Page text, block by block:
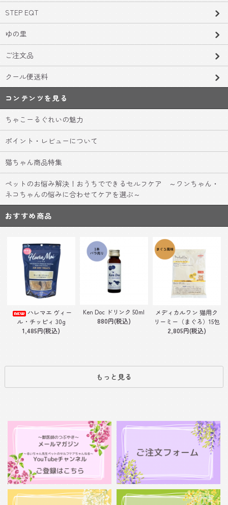
STEP EQT
ゆの里
ご注文品
クール便送料
コンテンツを見る
ちゃこーるぐれいの魅力
ポイント・レビューについて
猫ちゃん商品特集
ペットのお悩み解決！おうちでできるセルフケア ～ワンちゃん・
ネコちゃんの悩みに合わせてケアを選ぶ～
おすすめ商品
ハレマエ ヴィー
ル・チッピィ 30g
1,485円(税込)
Ken Doc ドリンク 50ml
880円(税込)
メディカルワン 猫用ク
リーミー（まぐろ）15包
2,805円(税込)
もっと見る